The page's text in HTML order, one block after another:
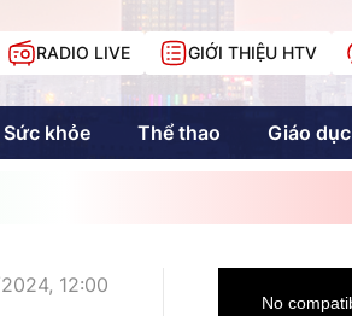
RADIO LIVE GIỚI THIỆU HTV
Sức khỏe Thể thao Giáo dục
12:00